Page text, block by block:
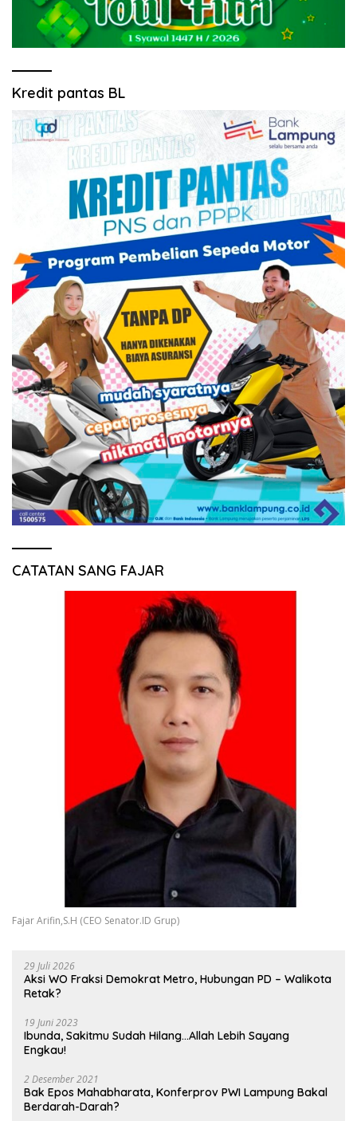
Kredit pantas BL
CATATAN SANG FAJAR
Fajar Arifin,S.H (CEO Senator.ID Grup)
29 Juli 2026
Aksi WO Fraksi Demokrat Metro, Hubungan PD – Walikota
Retak?
19 Juni 2023
Ibunda, Sakitmu Sudah Hilang…Allah Lebih Sayang
Engkau!
2 Desember 2021
Bak Epos Mahabharata, Konferprov PWI Lampung Bakal
Berdarah-Darah?